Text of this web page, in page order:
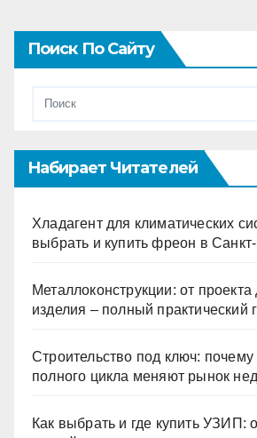
Поиск По Сайту
Набирает Читателей
Хладагент для климатических
выбрать и купить фреон в
Металлоконструкции: от проекта
изделия – полный практический
Строительство под ключ:
полного цикла меняют рынок
Как выбрать и где купить УЗИП: